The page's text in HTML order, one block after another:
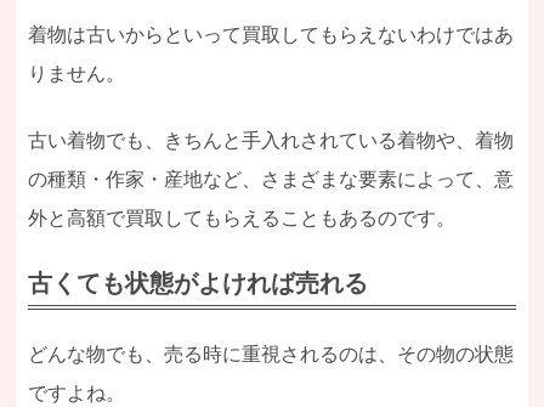
着物は古いからといって買取してもらえないわけではあ
りません。
古い着物でも、きちんと手入れされている着物や、着物
の種類・作家・産地など、さまざまな要素によって、意
外と高額で買取してもらえることもあるのです。
古くても状態がよければ売れる
どんな物でも、売る時に重視されるのは、その物の状態
ですよね。